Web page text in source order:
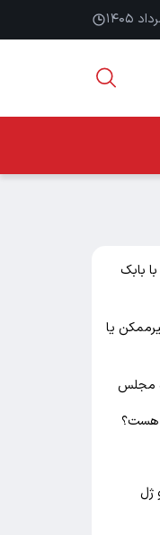
بابک
یا
مجلس
ژل